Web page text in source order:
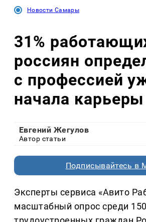
Новости Самары
31%
россиян
с профессией
начала карьеры
Евгений Жегулов
Автор статьи
Подписывайтесь в
Эксперты сервиса «Авито
масштабный опрос среди